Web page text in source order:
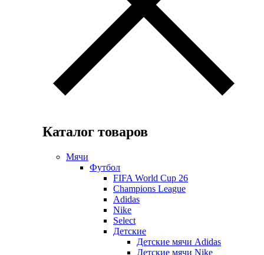
Каталог товаров
Мячи
Футбол
FIFA World Cup 26
Champions League
Adidas
Nike
Select
Детские
Детские мячи Adidas
Детские мячи Nike